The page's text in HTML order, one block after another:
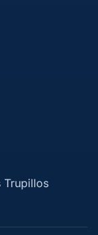
Trupillos